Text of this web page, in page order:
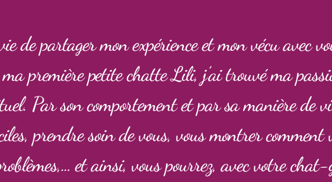
de partager mon expérience et mon vécu avec
première petite chatte Lili, j’ai trouvé ma
Par son comportement et par sa manière de
prendre soin de vous, vous montrer
et ainsi, vous pourrez, avec votre